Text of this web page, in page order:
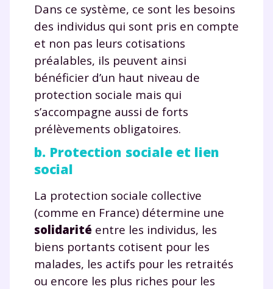
Dans ce système, ce sont les besoins
des individus qui sont pris en compte
et non pas leurs cotisations
préalables, ils peuvent ainsi
bénéficier d’un haut niveau de
protection sociale mais qui
s’accompagne aussi de forts
prélèvements obligatoires.
b. Protection sociale et lien
social
La protection sociale collective
(comme en France) détermine une
solidarité entre les individus, les
biens portants cotisent pour les
malades, les actifs pour les retraités
ou encore les plus riches pour les
J’accepte de recevoir les actualités et des
communications de la part de
myMaxicours.
Votre adresse e-mail sera exclusivement utilisée pour
vous envoyer notre newsletter. Vous pourrez vous
désinscrire à tout moment, à travers le lien de
désinscription présent dans chaque newsletter. Pour
en savoir plus sur la gestion de vos données
personnelles et pour exercer vos droits, vous pouvez
consulternotre charte.